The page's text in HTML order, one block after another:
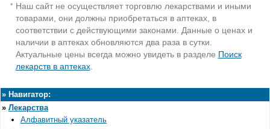
* Наш сайт не осуществляет торговлю лекарствами и иными
товарами, они должны приобретаться в аптеках, в
соответствии с действующими законами. Данные о ценах и
наличии в аптеках обновляются два раза в сутки.
Актуальные цены всегда можно увидеть в разделе Поиск
лекарств в аптеках.
» Навигатор:
» Лекарства
Алфавитный указатель